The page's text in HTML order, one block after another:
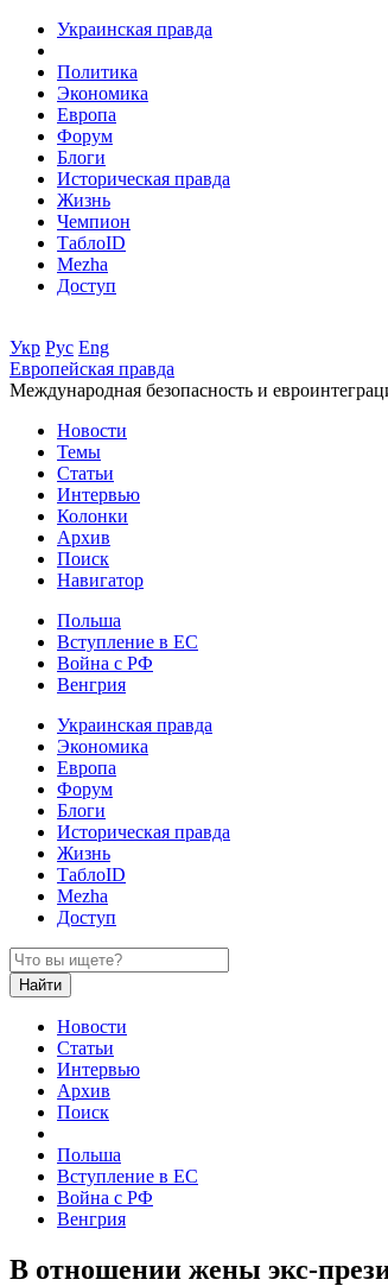
Украинская правда
Политика
Экономика
Европа
Форум
Блоги
Историческая правда
Жизнь
Чемпион
ТаблоID
Mezha
Доступ
Укр Рус Eng
Европейская правда
Международная безопасность и
Новости
Темы
Статьи
Интервью
Колонки
Архив
Поиск
Навигатор
Польша
Вступление в ЕС
Война с РФ
Венгрия
Украинская правда
Экономика
Европа
Форум
Блоги
Историческая правда
Жизнь
ТаблоID
Mezha
Доступ
Новости
Статьи
Интервью
Архив
Поиск
Польша
Вступление в ЕС
Война с РФ
Венгрия
В отношении жены экс-